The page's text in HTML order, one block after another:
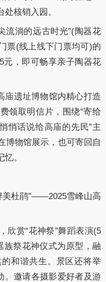
核销入园。
流淌的远古时光”(陶器花
票(线上线下门票均可)的
元，即可畅享亲子陶器花
庙遗址博物馆内精心打造
领取明信片，围绕“寄给
悄话说给高庙的先民”主
博物馆展示，也可寄回自
。
美杜鹃”——2025雪峰山高
欣赏“花神祭”舞蹈表演(5
族祭花神仪式为原型，融
和谐共生。景区还将举
。邀请各摄影爱好者及游